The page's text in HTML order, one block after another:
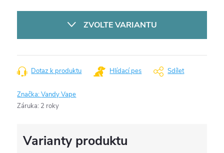
ZVOLTE VARIANTU
Dotaz k produktu Hlídací pes Sdílet
Značka:Vandy Vape
Záruka: 2 roky